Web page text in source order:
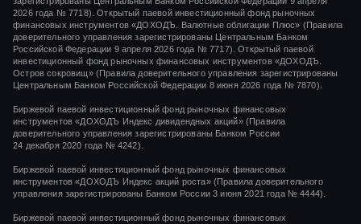
2026 года № 7718). Открытый паевой инвестиционный фонд рыночных
финансовых инструментов «ДОХОДЪ. Валютные облигации Плюс» (Правила
доверительного управления зарегистрированы Центральным Банком
Российской Федерации 9 апреля 2026 года № 7717). Открытый паевой
инвестиционный фонд рыночных финансовых инструментов «ДОХОДЪ.
Остров сокровищ» (Правила доверительного управления зарегистрированы
Центральным Банком Российской Федерации 8 июня 2026 года № 7870).
Биржевой паевой инвестиционный фонд рыночных финансовых
инструментов«ДОХОДЪ Индекс дивидендных акций»(Правила
доверительного управления зарегистрированы Банком России
24 декабря 2020 года № 4242)
Биржевой паевой инвестиционный фонд рыночных финансовых
инструментов«ДОХОДЪ Индекс акций роста»(Правила доверительного
управления зарегистрированы Банком России3 июня 2021 года № 4444).
Биржевой паевой инвестиционный фонд рыночных финансовых